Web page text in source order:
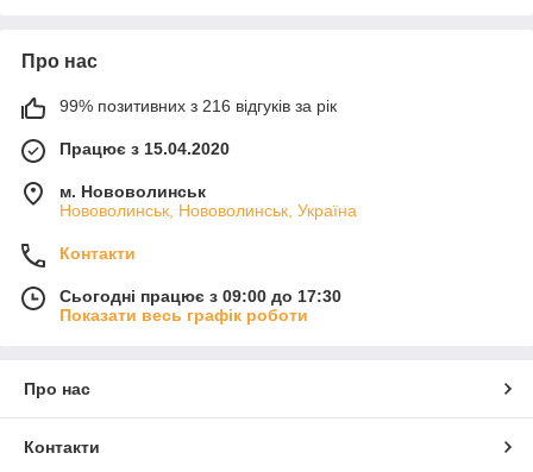
Про нас
99% позитивних з 216 відгуків за рік
Працює з 15.04.2020
м. Нововолинськ
Нововолинськ, Нововолинськ, Україна
Контакти
Сьогодні працює з 09:00 до 17:30
Показати весь графік роботи
Про нас
Контакти